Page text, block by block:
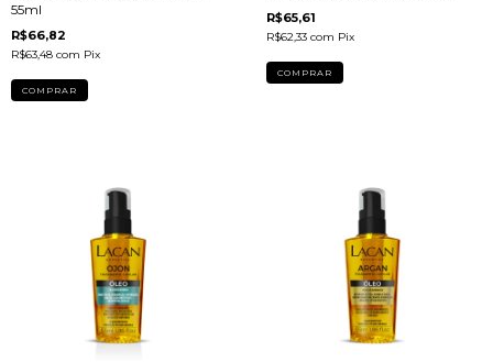
55ml
R$66,82
R$63,48 com Pix
R$65,61
R$62,33 com Pix